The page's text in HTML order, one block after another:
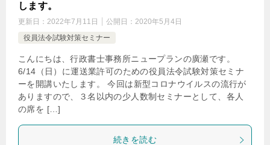
します。
更新日： 2022年7月11日 公開日： 2020年5月4日
役員法令試験対策セミナー
こんにちは、行政書士事務所ニュープランの廣瀬です。
6/14（日）に運送業許可のための役員法令試験対策セミナ
ーを開講いたします。 今回は新型コロナウイルスの流行が
ありますので、３名以内の少人数制セミナーとして、各人
の席を […]
続きを読む